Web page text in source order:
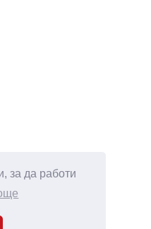
за да работи